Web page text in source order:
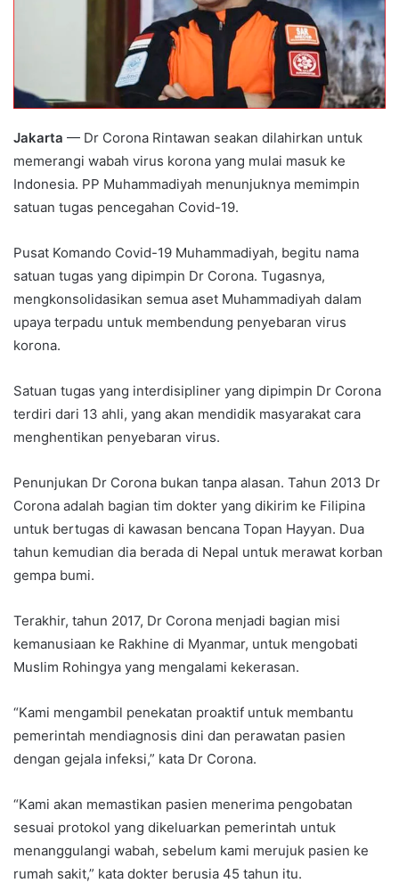
Jakarta — Dr Corona Rintawan seakan dilahirkan untuk
memerangi wabah virus korona yang mulai masuk ke
Indonesia. PP Muhammadiyah menunjuknya memimpin
satuan tugas pencegahan Covid-19.
Pusat Komando Covid-19 Muhammadiyah, begitu nama
satuan tugas yang dipimpin Dr Corona. Tugasnya,
mengkonsolidasikan semua aset Muhammadiyah dalam
upaya terpadu untuk membendung penyebaran virus
korona.
Satuan tugas yang interdisipliner yang dipimpin Dr Corona
terdiri dari 13 ahli, yang akan mendidik masyarakat cara
menghentikan penyebaran virus.
Penunjukan Dr Corona bukan tanpa alasan. Tahun 2013 Dr
Corona adalah bagian tim dokter yang dikirim ke Filipina
untuk bertugas di kawasan bencana Topan Hayyan. Dua
tahun kemudian dia berada di Nepal untuk merawat korban
gempa bumi.
Terakhir, tahun 2017, Dr Corona menjadi bagian misi
kemanusiaan ke Rakhine di Myanmar, untuk mengobati
Muslim Rohingya yang mengalami kekerasan.
“Kami mengambil penekatan proaktif untuk membantu
pemerintah mendiagnosis dini dan perawatan pasien
dengan gejala infeksi,” kata Dr Corona.
“Kami akan memastikan pasien menerima pengobatan
sesuai protokol yang dikeluarkan pemerintah untuk
menanggulangi wabah, sebelum kami merujuk pasien ke
rumah sakit,” kata dokter berusia 45 tahun itu.